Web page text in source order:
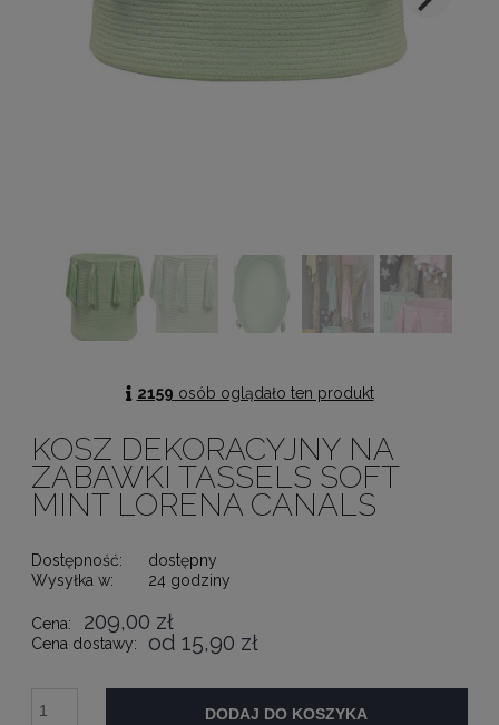
2159 osób oglądało ten produkt
KOSZ DEKORACYJNY NA
ZABAWKI TASSELS SOFT
MINT LORENA CANALS
Dostępność:
dostępny
Wysyłka w:
24 godziny
Cena: 209,00 zł
Cena dostawy: od 15,90 zł
DODAJ DO KOSZYKA